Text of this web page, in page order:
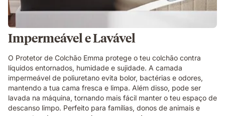
Impermeável e Lavável
O Protetor de Colchão Emma protege o teu colchão contra
líquidos entornados, humidade e sujidade. A camada
impermeável de poliuretano evita bolor, bactérias e odores,
mantendo a tua cama fresca e limpa. Além disso, pode ser
lavada na máquina, tornando mais fácil manter o teu espaço de
descanso limpo. Perfeito para famílias, donos de animais e